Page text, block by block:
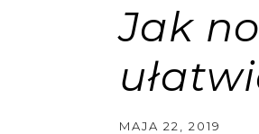
Jak
MAJA 22, 2019